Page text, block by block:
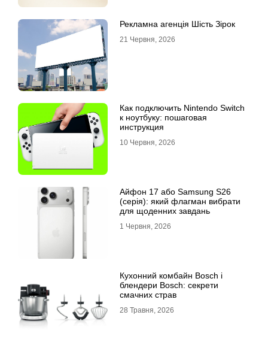
Рекламна агенція Шість Зірок
21 Червня, 2026
Как подключить Nintendo Switch
к ноутбуку: пошаговая
инструкция
10 Червня, 2026
Айфон 17 або Samsung S26
(серія): який флагман вибрати
для щоденних завдань
1 Червня, 2026
Кухонний комбайн Bosch і
блендери Bosch: секрети
смачних страв
28 Травня, 2026